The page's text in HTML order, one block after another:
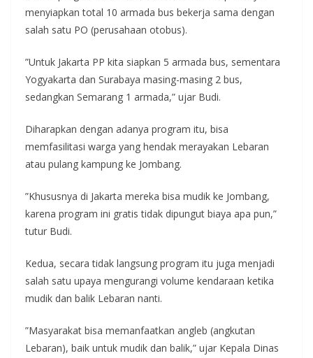
menyiapkan total 10 armada bus bekerja sama dengan
salah satu PO (perusahaan otobus).
”Untuk Jakarta PP kita siapkan 5 armada bus, sementara
Yogyakarta dan Surabaya masing-masing 2 bus,
sedangkan Semarang 1 armada,” ujar Budi.
Diharapkan dengan adanya program itu, bisa
memfasilitasi warga yang hendak merayakan Lebaran
atau pulang kampung ke Jombang.
”Khususnya di Jakarta mereka bisa mudik ke Jombang,
karena program ini gratis tidak dipungut biaya apa pun,”
tutur Budi.
Kedua, secara tidak langsung program itu juga menjadi
salah satu upaya mengurangi volume kendaraan ketika
mudik dan balik Lebaran nanti.
”Masyarakat bisa memanfaatkan angleb (angkutan
Lebaran), baik untuk mudik dan balik,” ujar Kepala Dinas